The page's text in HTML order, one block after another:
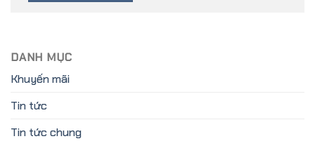
DANH MỤC
Khuyến mãi
Tin tức
Tin tức chung